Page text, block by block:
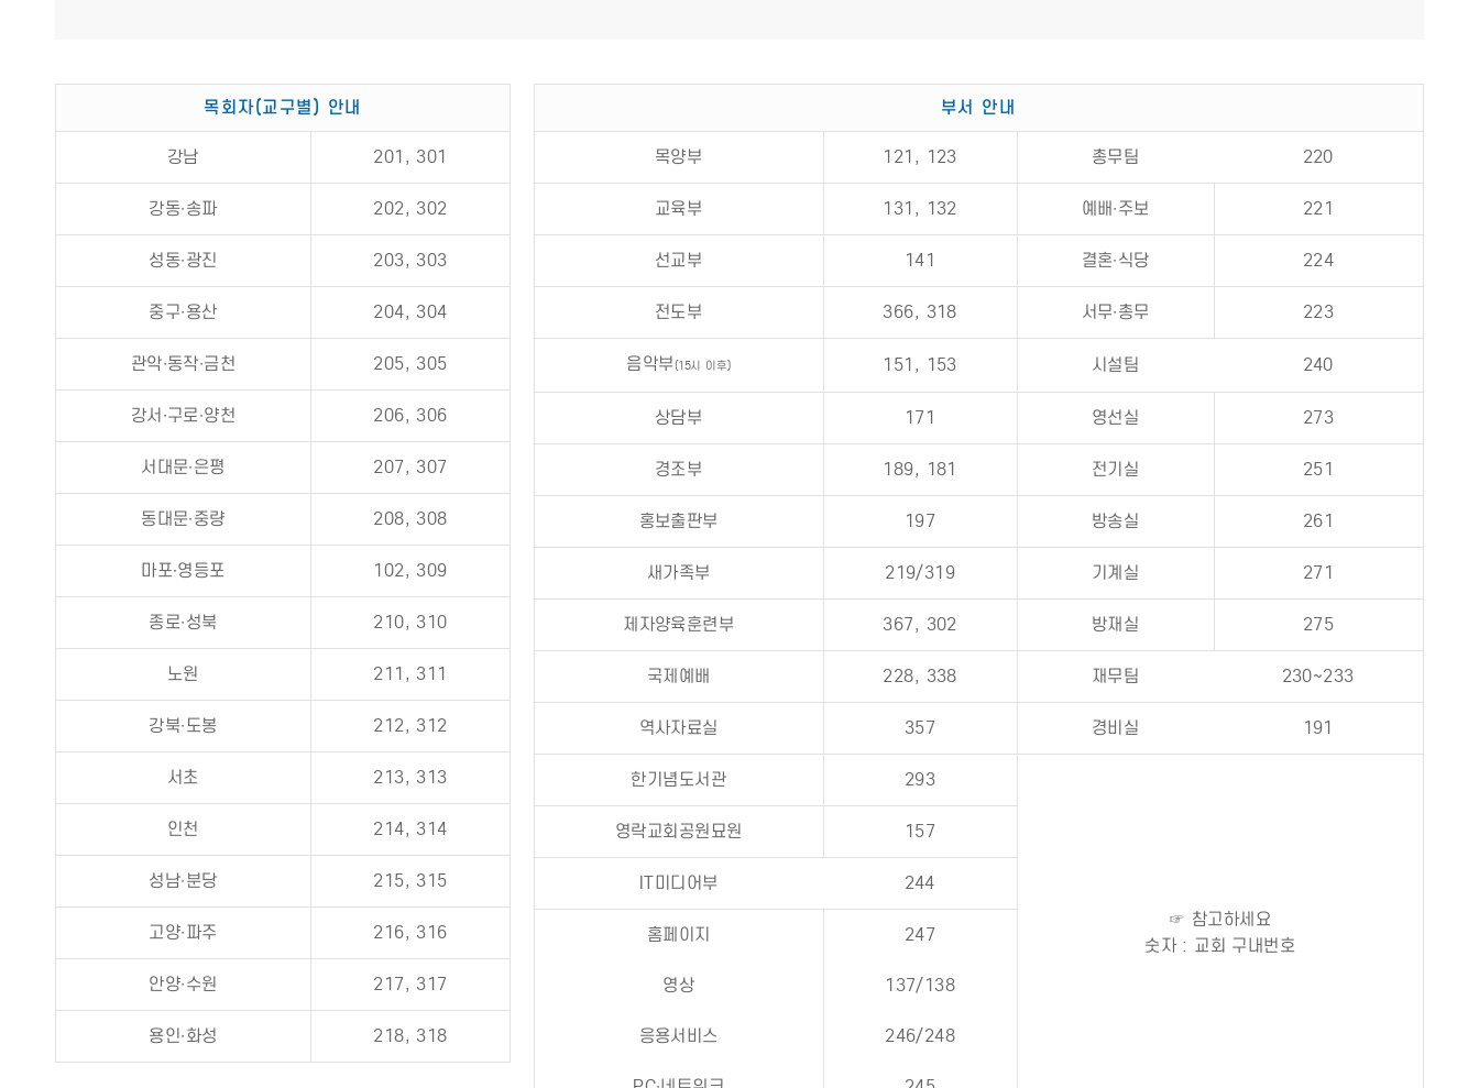
목회자(교구별) 안내
강남 201, 301
강동∙송파 202, 302
성동∙광진 203, 303
중구∙용산 204, 304
관악∙동작∙금천 205, 305
강서∙구로∙양천 206, 306
서대문∙은평 207, 307
동대문∙중량 208, 308
마포∙영등포 102, 309
종로∙성북 210, 310
노원 211, 311
강북∙도봉 212, 312
서초 213, 313
인천 214, 314
성남∙분당 215, 315
고양∙파주 216, 316
안양∙수원 217, 317
용인∙화성 218, 318
부서 안내
목양부 121, 123 총무팀 220
교육부 131, 132 예배∙주보 221
선교부 141 결혼∙식당 224
전도부 366, 318 서무∙총무 223
음악부 (15시 이후) 151, 153 시설팀 240
상담부 171 영선실 273
경조부 189, 181 전기실 251
홍보출판부 197 방송실 261
새가족부 219/319 기계실 271
제자양육훈련부 367, 302 방재실 275
국제예배 228, 338 재무팀 230~233
역사자료실 357 경비실 191
한기념도서관 293
☞ 참고하세요
숫자 : 교회 구내번호
영락교회공원묘원 157
IT미디어부 244
홈페이지 247
영상 137/138
응용서비스 246/248